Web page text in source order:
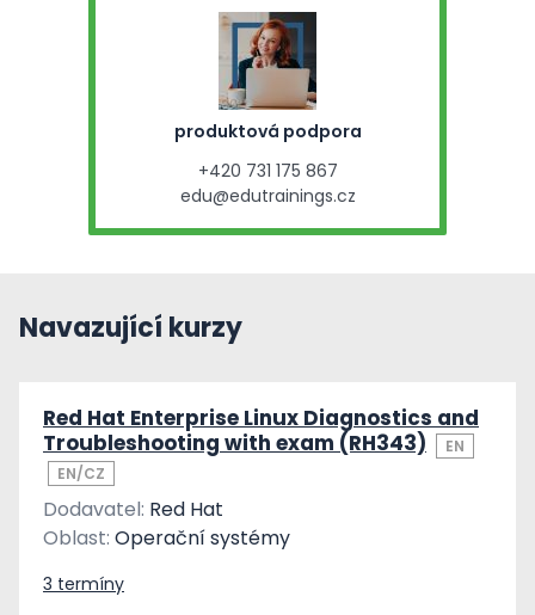
produktová podpora
+420 731 175 867
edu@edutrainings.cz
Navazující kurzy
Red Hat Enterprise Linux Diagnostics and
Troubleshooting with exam (RH343)
EN
EN/CZ
Dodavatel: Red Hat
Oblast: Operační systémy
3 termíny